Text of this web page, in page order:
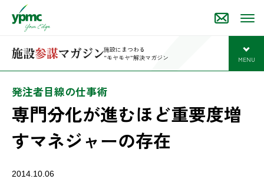
施設にまつわる
“モヤモヤ”解決マガジン
MENU
発注者目線の仕事術
専門分化が進むほど重要度増
すマネジャーの存在
2014.10.06